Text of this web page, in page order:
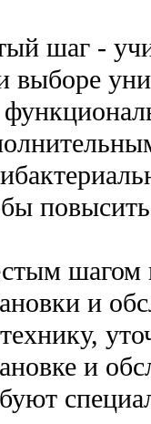
шаг -
выборе
шагом
и
и